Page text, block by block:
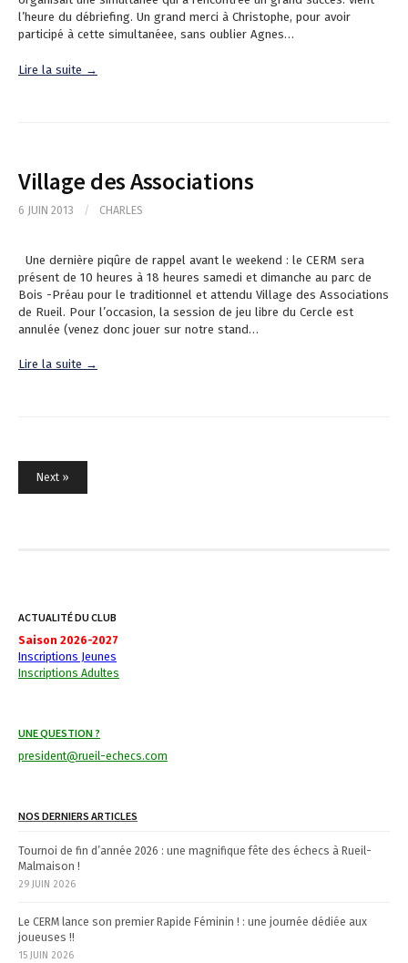
l’heure du débriefing. Un grand merci à Christophe, pour avoir
participé à cette simultanéee, sans oublier Agnes…
Lire la suite →
Village des Associations
6 JUIN 2013 / CHARLES
Une dernière piqûre de rappel avant le weekend : le CERM sera
présent de 10 heures à 18 heures samedi et dimanche au parc de
Bois -Préau pour le traditionnel et attendu Village des Associations
de Rueil. Pour l’occasion, la session de jeu libre du Cercle est
annulée (venez donc jouer sur notre stand…
Lire la suite →
g
a
t
n
d
s
a
r
t
i
c
Next »
ACTUALITÉ DU CLUB
Saison 2026-2027
Inscriptions Jeunes
Inscriptions Adultes
UNE QUESTION ?
president@rueil-echecs.com
NOS DERNIERS ARTICLES
Tournoi de fin d’année 2026 : une magnifique fête des échecs à Rueil-
Malmaison !
29 JUIN 2026
Le CERM lance son premier Rapide Féminin ! : une journée dédiée aux
joueuses !!
15 JUIN 2026